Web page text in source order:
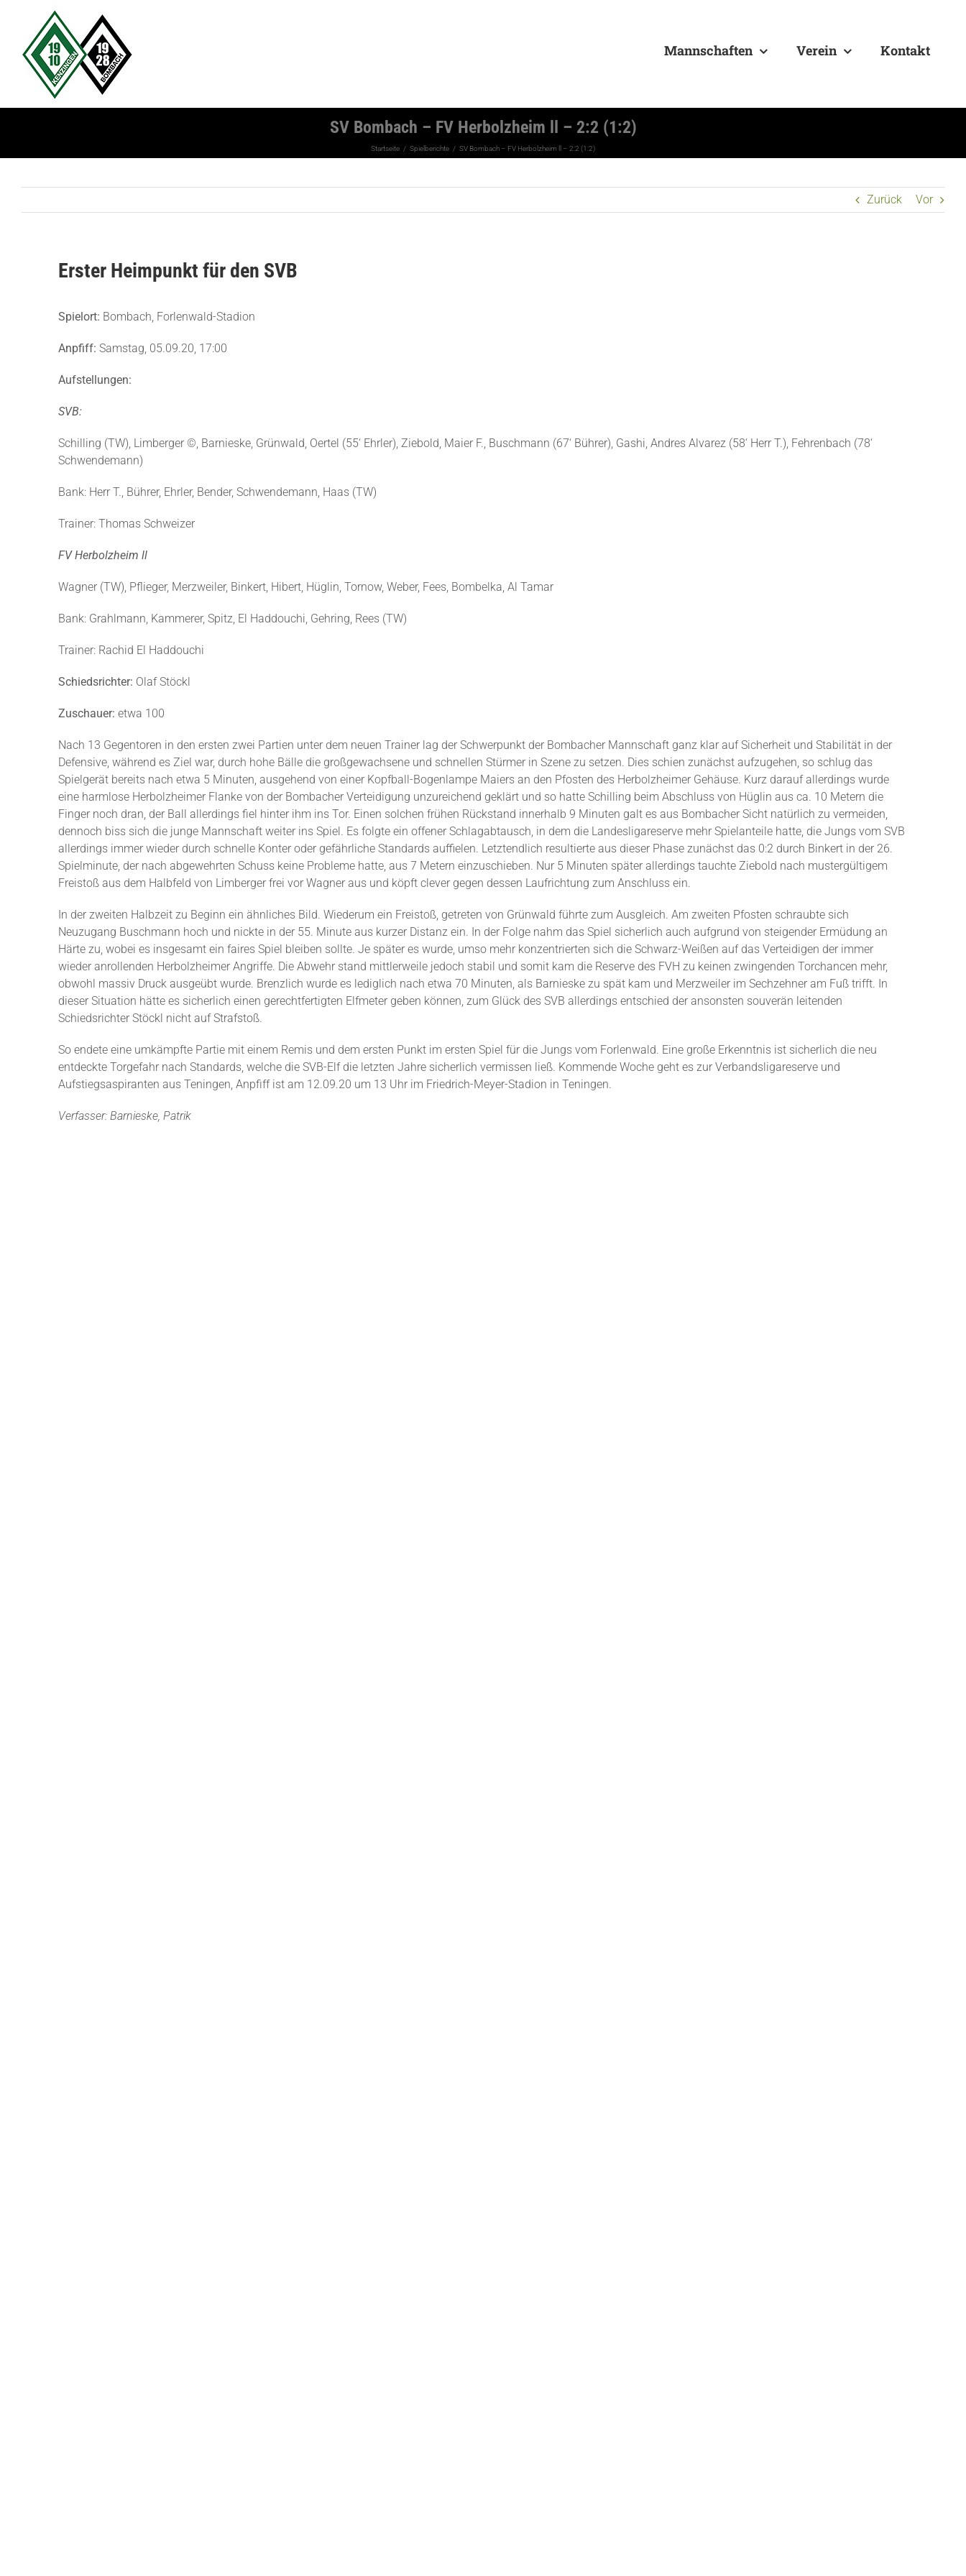
springen
Mannschaften Verein Kontakt
SV Bombach – FV Herbolzheim ll – 2:2 (1:2)
Startseite Spielberichte SV Bombach – FV Herbolzheim ll – 2:2 (1:2)
Zurück Vor
Erster Heimpunkt für den SVB
Spielort: Bombach, Forlenwald-Stadion
Anpfiff: Samstag, 05.09.20, 17:00
Aufstellungen:
SVB:
Schilling (TW), Limberger ©, Barnieske, Grünwald, Oertel (55‘ Ehrler), Ziebold, Maier F., Buschmann (67‘ Bührer), Gashi, Andres Alvarez (58‘ Herr T.), Fehrenbach (78‘
Schwendemann)
Bank: Herr T., Bührer, Ehrler, Bender, Schwendemann, Haas (TW)
Trainer: Thomas Schweizer
FV Herbolzheim ll
Wagner (TW), Pflieger, Merzweiler, Binkert, Hibert, Hüglin, Tornow, Weber, Fees, Bombelka, Al Tamar
Bank: Grahlmann, Kammerer, Spitz, El Haddouchi, Gehring, Rees (TW)
Trainer: Rachid El Haddouchi
Schiedsrichter: Olaf Stöckl
Zuschauer: etwa 100
Nach 13 Gegentoren in den ersten zwei Partien unter dem neuen Trainer lag der Schwerpunkt der Bombacher Mannschaft ganz klar auf Sicherheit und Stabilität in der
Defensive, während es Ziel war, durch hohe Bälle die großgewachsene und schnellen Stürmer in Szene zu setzen. Dies schien zunächst aufzugehen, so schlug das
Spielgerät bereits nach etwa 5 Minuten, ausgehend von einer Kopfball-Bogenlampe Maiers an den Pfosten des Herbolzheimer Gehäuse. Kurz darauf allerdings wurde
eine harmlose Herbolzheimer Flanke von der Bombacher Verteidigung unzureichend geklärt und so hatte Schilling beim Abschluss von Hüglin aus ca. 10 Metern die
Finger noch dran, der Ball allerdings fiel hinter ihm ins Tor. Einen solchen frühen Rückstand innerhalb 9 Minuten galt es aus Bombacher Sicht natürlich zu vermeiden,
dennoch biss sich die junge Mannschaft weiter ins Spiel. Es folgte ein offener Schlagabtausch, in dem die Landesligareserve mehr Spielanteile hatte, die Jungs vom SVB
allerdings immer wieder durch schnelle Konter oder gefährliche Standards auffielen. Letztendlich resultierte aus dieser Phase zunächst das 0:2 durch Binkert in der 26.
Spielminute, der nach abgewehrten Schuss keine Probleme hatte, aus 7 Metern einzuschieben. Nur 5 Minuten später allerdings tauchte Ziebold nach mustergültigem
Freistoß aus dem Halbfeld von Limberger frei vor Wagner aus und köpft clever gegen dessen Laufrichtung zum Anschluss ein.
In der zweiten Halbzeit zu Beginn ein ähnliches Bild. Wiederum ein Freistoß, getreten von Grünwald führte zum Ausgleich. Am zweiten Pfosten schraubte sich
Neuzugang Buschmann hoch und nickte in der 55. Minute aus kurzer Distanz ein. In der Folge nahm das Spiel sicherlich auch aufgrund von steigender Ermüdung an
Härte zu, wobei es insgesamt ein faires Spiel bleiben sollte. Je später es wurde, umso mehr konzentrierten sich die Schwarz-Weißen auf das Verteidigen der immer
wieder anrollenden Herbolzheimer Angriffe. Die Abwehr stand mittlerweile jedoch stabil und somit kam die Reserve des FVH zu keinen zwingenden Torchancen mehr,
obwohl massiv Druck ausgeübt wurde. Brenzlich wurde es lediglich nach etwa 70 Minuten, als Barnieske zu spät kam und Merzweiler im Sechzehner am Fuß trifft. In
dieser Situation hätte es sicherlich einen gerechtfertigten Elfmeter geben können, zum Glück des SVB allerdings entschied der ansonsten souverän leitenden
Schiedsrichter Stöckl nicht auf Strafstoß.
So endete eine umkämpfte Partie mit einem Remis und dem ersten Punkt im ersten Spiel für die Jungs vom Forlenwald. Eine große Erkenntnis ist sicherlich die neu
entdeckte Torgefahr nach Standards, welche die SVB-Elf die letzten Jahre sicherlich vermissen ließ. Kommende Woche geht es zur Verbandsligareserve und
Aufstiegsaspiranten aus Teningen, Anpfiff ist am 12.09.20 um 13 Uhr im Friedrich-Meyer-Stadion in Teningen.
Verfasser: Barnieske, Patrik